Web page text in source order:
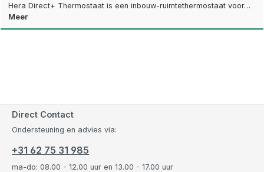
Hera Direct+ Thermostaat is een inbouw-ruimtethermostaat voor…
Meer
Direct Contact
Ondersteuning en advies via:
+31 62 75 31 985
ma-do: 08.00 - 12.00 uur en 13.00 - 17.00 uur